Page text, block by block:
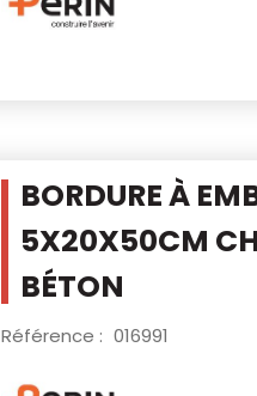
BORDURE À
5X20X50CM
BÉTON
Référence : 016991